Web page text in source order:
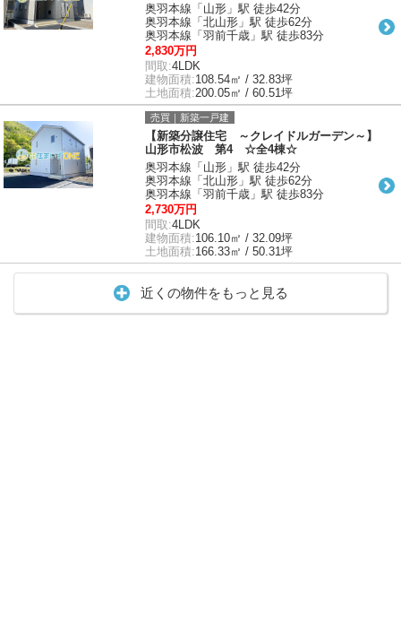
奥羽本線「山形」駅 徒歩42分
奥羽本線「北山形」駅 徒歩62分
奥羽本線「羽前千歳」駅 徒歩83分
2,830万円
間取:4LDK
建物面積:108.54㎡ / 32.83坪
土地面積:200.05㎡ / 60.51坪
売買｜新築一戸建
【新築分譲住宅 ～クレイドルガーデン～】
山形市松波 第4 ☆全4棟☆
奥羽本線「山形」駅 徒歩42分
奥羽本線「北山形」駅 徒歩62分
奥羽本線「羽前千歳」駅 徒歩83分
2,730万円
間取:4LDK
建物面積:106.10㎡ / 32.09坪
土地面積:166.33㎡ / 50.31坪
近くの物件をもっと見る